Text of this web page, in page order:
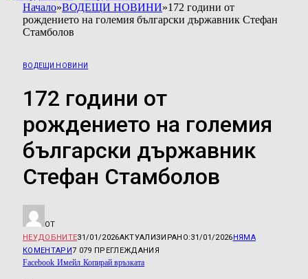
Начало»ВОДЕЩИ НОВИНИ»172 години от
рождението на големия български държавник Стефан
Стамболов
ВОДЕЩИ НОВИНИ
172 години от
рождението на големия
български държавник
Стефан Стамболов
ОТ
НЕУДОБНИТЕ31/01/2026АКТУАЛИЗИРАНО:31/01/2026НЯМА
КОМЕНТАРИ7 079 ПРЕГЛЕЖДАНИЯ
Facebook Имейл Копирай връзката